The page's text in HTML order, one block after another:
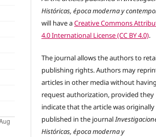
Históricas, época moderna y
will have aCreative Commons
4.0 International License (CC BY 4.0).
The journal allows the authors to
publishing rights. Authors may
articles in other media without
request authorization, provided they
indicate that the article was originally
published in the journal
Históricas, época moderna y